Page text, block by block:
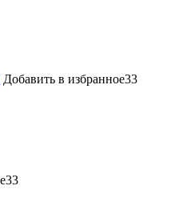
Добавить в избранное33